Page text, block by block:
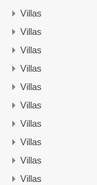
Villas
Villas
Villas
Villas
Villas
Villas
Villas
Villas
Villas
Villas